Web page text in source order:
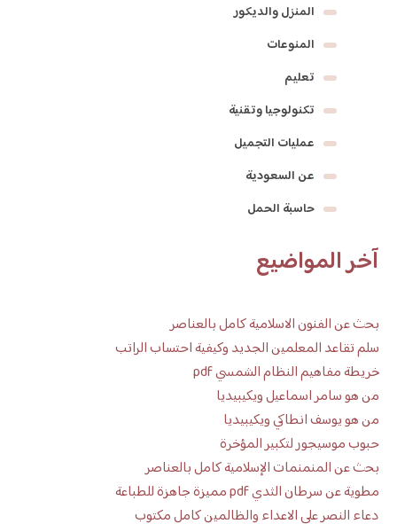
المنزل والديكور
المنوعات
تعليم
تكنولوجيا وتقنية
عمليات التجميل
عن السعودية
حاسبة الحمل
آخر المواضيع
بحث عن الفنون الاسلامية كامل بالعناصر
سلم تقاعد المعلمين الجديد وكيفية احتساب الراتب
خريطة مفاهيم النظام الشمسي pdf
من هو سامر اسماعيل ويكيبيديا
من هو يوسف انطاكي ويكيبيديا
حبوب موسيجور لتكبير المؤخرة
بحث عن المنمنمات الإسلامية كامل بالعناصر
مطوية عن سرطان الثدي pdf مميزة جاهزة للطباعة
دعاء النصر على الاعداء والظالمين كامل مكتوب